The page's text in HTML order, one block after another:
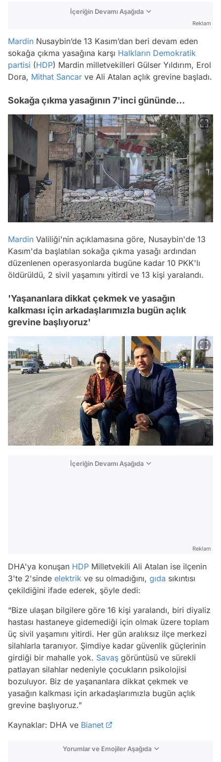
İçeriğin Devamı Aşağıda
Reklam
Mardin Nusaybin’de 13 Kasım’dan beri devam eden
sokağa çıkma yasağına karşı Halkların Demokratik
partisi (HDP) Mardin milletvekilleri Gülser Yıldırım, Erol
Dora, Mithat Sancar ve Ali Atalan açlık grevine başladı.
Sokağa çıkma yasağının 7'inci gününde...
Mardin Valiliği'nin açıklamasına göre, Nusaybin'de 13
Kasım'da başlatılan sokağa çıkma yasağı ardından
düzenlenen operasyonlarda bugüne kadar 10 PKK'lı
öldürüldü, 2 sivil yaşamını yitirdi ve 13 kişi yaralandı.
'Yaşananlara dikkat çekmek ve yasağın
kalkması için arkadaşlarımızla bugün açlık
grevine başlıyoruz'
İçeriğin Devamı Aşağıda
Reklam
DHA'ya konuşan HDP Milletvekili Ali Atalan ise ilçenin
3'te 2'sinde elektrik ve su olmadığını, gıda sıkıntısı
çekildiğini ifade ederek, şöyle dedi:
“Bize ulaşan bilgilere göre 16 kişi yaralandı, biri diyaliz
hastası hastaneye gidemediği için olmak üzere toplam
üç sivil yaşamını yitirdi. Her gün aralıksız ilçe merkezi
silahlarla taranıyor. Şimdiye kadar güvenlik güçlerinin
girdiği bir mahalle yok. Savaş görüntüsü ve sürekli
patlayan silahlar nedeniyle çocukların psikolojisi
bozuluyor. Biz de yaşananlara dikkat çekmek ve
yasağın kalkması için arkadaşlarımızla bugün açlık
grevine başlıyoruz.”
Kaynaklar: DHA ve Bianet
Yorumlar ve Emojiler Aşağıda